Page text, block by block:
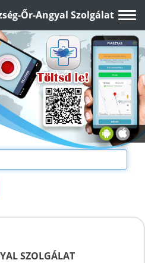
Őr-Angyal Szolgálat
SZOLGÁLAT